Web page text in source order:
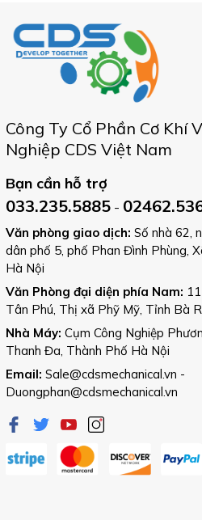
Công Ty Cổ Phần Cơ Khí
Nghiệp CDS Việt Nam
Bạn cần hỗ trợ
033.235.5885 -
Văn phòng giao dịch: Số nhà 62,
dân phố 5, phố Phan Đình Phùng,
Hà Nội
Văn Phòng đại diện phía Nam:
Tân Phú, Thị xã Phỹ Mỹ, Tỉnh Bà
Nhà Máy: Cụm Công Nghiệp
Thanh Đa, Thành Phố Hà Nội
Email: Sale@cdsmechanical.vn -
Duongphan@cdsmechanical.vn